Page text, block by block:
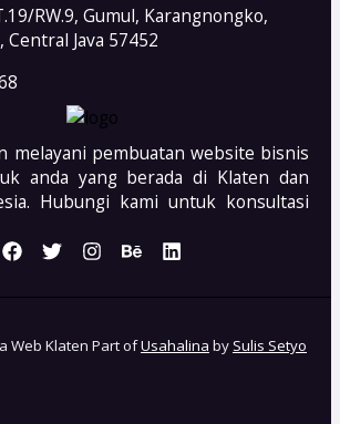
RW.9, Gumul, Karangnongko,
Central Java 57452
melayani pembuatan website bisnis
anda yang berada di Klaten dan
Hubungi kami untuk konsultasi
Web Klaten Part ofUsahalina bySulis Setyo